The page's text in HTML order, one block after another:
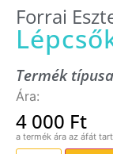
Forrai
Termék
4 000 Ft